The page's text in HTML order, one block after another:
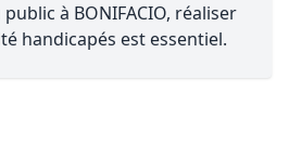
à BONIFACIO, réaliser
handicapés est essentiel.